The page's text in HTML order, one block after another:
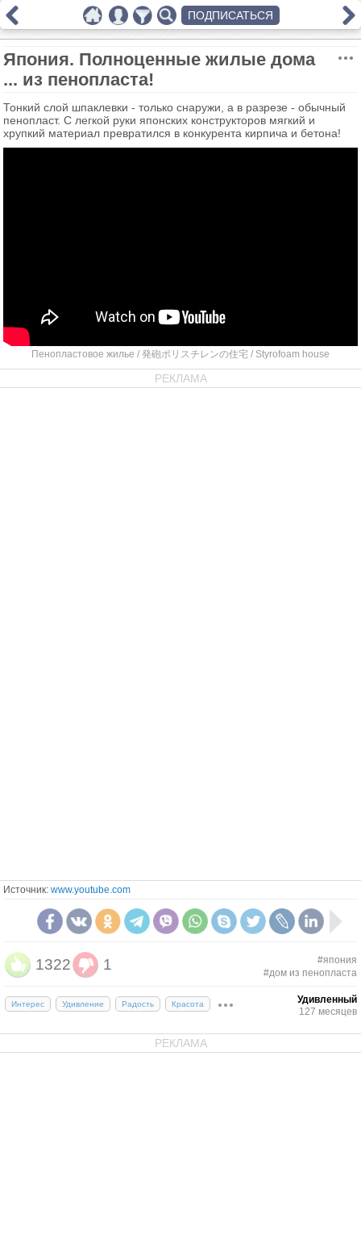
Япония. Полноценные жилые дома
... из пенопласта!
Тонкий слой шпаклевки - только снаружи, а в разрезе - обычный
пенопласт. С легкой руки японских конструкторов мягкий и
хрупкий материал превратился в конкурента кирпича и бетона!
Пенопластовое жилье / 発砲ポリスチレンの住宅 / Styrofoam house
РЕКЛАМА
Источник: www.youtube.com
1322 1
#япония
#дом из пенопласта
Интерес Удивление Радость Красота
Удивленный
127 месяцев
РЕКЛАМА
ПОДПИСАТЬСЯ